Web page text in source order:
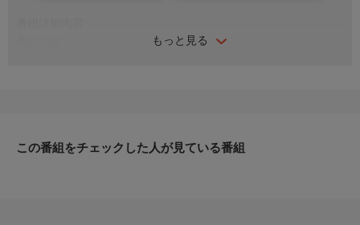
もっと見る
リジニの村を訪ねる。そこで彼は毒蛇のタイパンに遭遇し…。
この番組をチェックした人が見ている番組